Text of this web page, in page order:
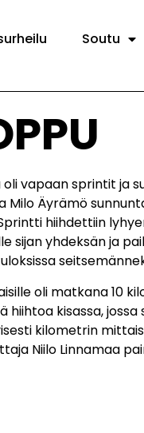
Soutu
vapaan sprintit ja
Äyrämö
hiihdettiin
yhdeksän ja
oli matkana 10
kisassa,
kilometrin
Niilo Linnamaa